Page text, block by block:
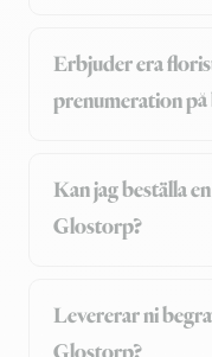
Erbjuder era
prenumeration
Kan jag beställa
Glostorp?
Levererar ni